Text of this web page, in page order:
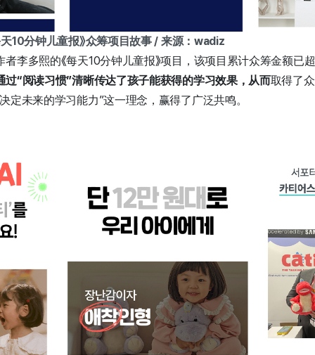
10分钟儿童报》众筹项目故事 / 来源：wadiz
李多熙的《每天10分钟儿童报》项目，该项目累计众筹金额已
过“阅读习惯”清晰传达了孩子能获得的学习效果，从而取得了
定未来的学习能力”这一理念，赢得了广泛共鸣。